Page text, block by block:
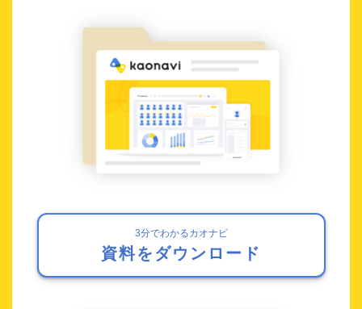
3分でわかるカオナビ
資料をダウンロード